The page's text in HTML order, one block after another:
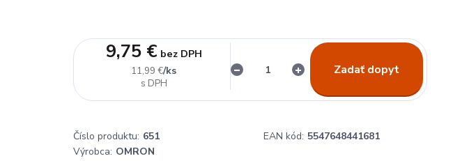
11,99 €/ks
9,75 € bez DPH
Zadať dopyt
Číslo produktu: 651 EAN kód: 5547648441681
Výrobca: OMRON